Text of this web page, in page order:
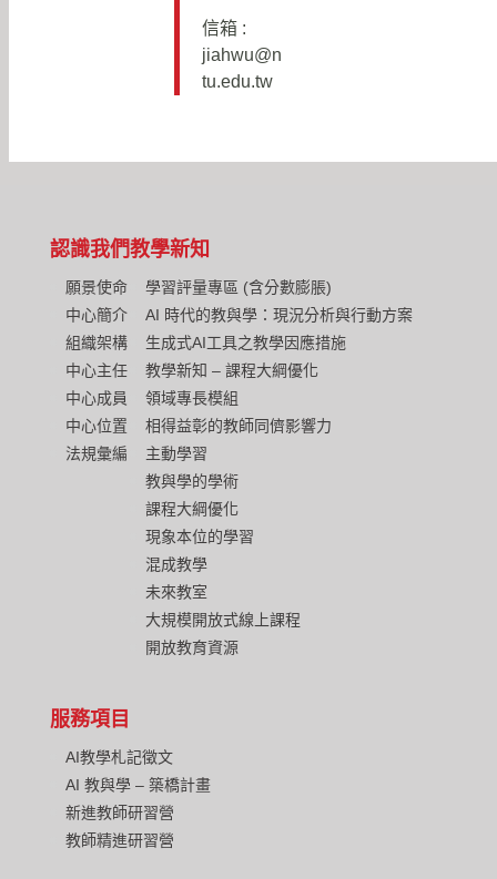
信箱 :
jiahwu@n
tu.edu.tw
認識我們
願景使命
中心簡介
組織架構
中心主任
中心成員
中心位置
法規彙編
教學新知
學習評量專區 (含分數膨脹)
AI 時代的教與學：現況分析與行動方案
生成式AI工具之教學因應措施
教學新知 – 課程大綱優化
領域專長模組
相得益彰的教師同儕影響力
主動學習
教與學的學術
課程大綱優化
現象本位的學習
混成教學
未來教室
大規模開放式線上課程
開放教育資源
服務項目
AI教學札記徵文
AI 教與學 – 築橋計畫
新進教師研習營
教師精進研習營